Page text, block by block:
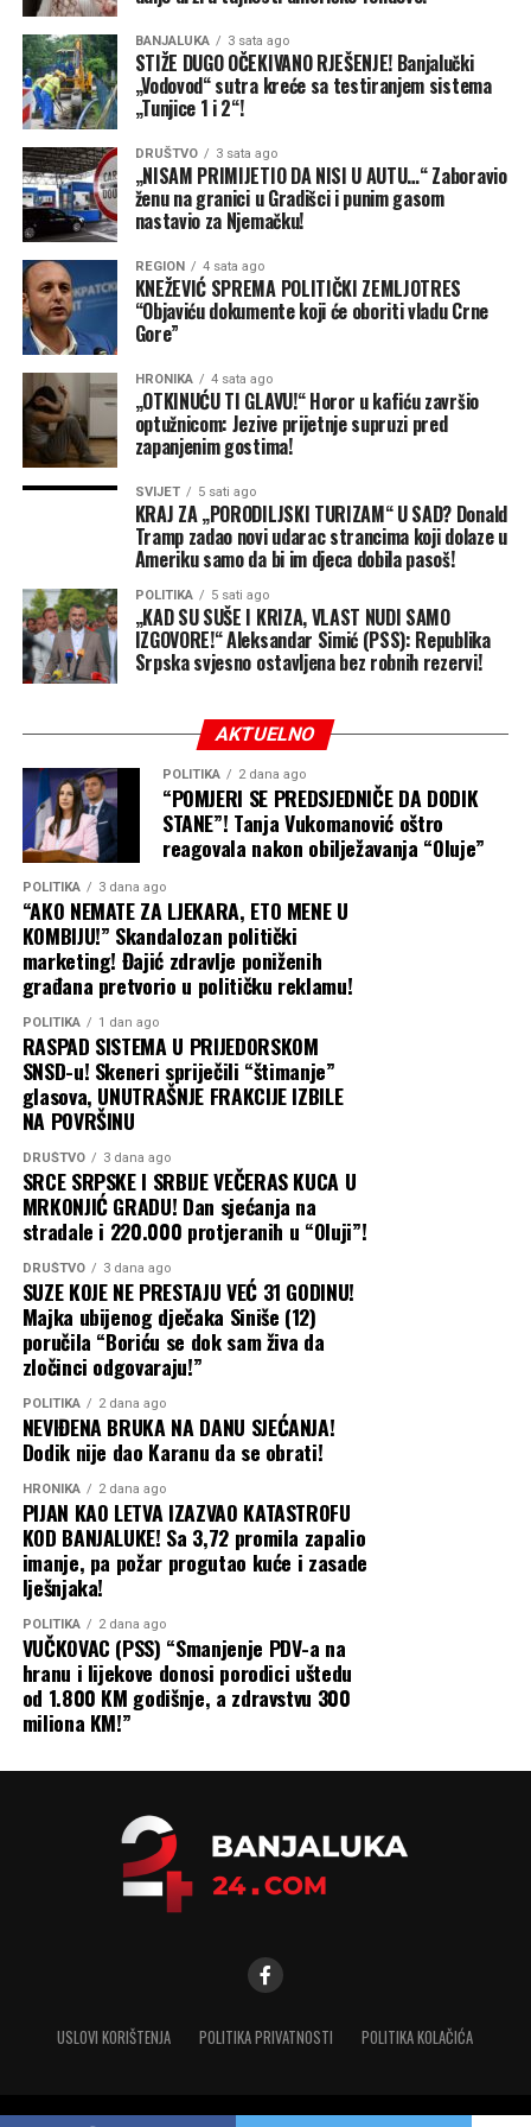
kategorije, prenosi CNN.
Konzervativne sudije bile podijeljene
Iako je Tramp izgubio slučaj rezultatom 6:3, odluka je
pokazala ozbiljne razlike među konzervativnim sudijama
Vrhovnog suda.
Sudije Klarens Tomas (Clarence Thomas), Semjuel Alito
(Samuel Alito) i Nil Gorsuč (Neil Gorsuch) nisu se složile
sa većinom. Tomas i Gorsuč posebno su osporavali
tumačenje prema kojem 14. amandman tako široko štiti
državljanstvo djece stranaca rođene u SAD.
Kavano je, s druge strane, glasao da Trampova uredba
ne može opstati, ali je svoj zaključak zasnovao na
saveznom zakonu, a ne na istom ustavnom obrazloženju
kao petočlana većina.
Nova pravna bitka na pomolu
Nove uredbe su pažljivije ograničene od Trampovog
prethodnog pokušaja, ali to ne znači da će izbjeći sudske
sporove.
izuzetaka koje američko pravo već priznaje i da
istovremeno pooštri mjere protiv “turizma radi
porođaja”.
Axios navodi da se očekuju novi pravni izazovi, dok će
ključno pitanje biti da li Trampove uredbe samo
sprovode postojeća ograničenja ili pokušavaju da ih
prošire mimo granica koje je Vrhovni sud upravo
postavio.
BANJALUKA 3 sata ago
STIŽE DUGO OČEKIVANO RJEŠENJE! Banjalučki
„Vodovod“ sutra kreće sa testiranjem sistema
„Tunjice 1 i 2“!
DRUŠTVO 3 sata ago
„NISAM PRIMIJETIO DA NISI U AUTU…“ Zaboravio
ženu na granici u Gradišci i punim gasom
nastavio za Njemačku!
REGION 4 sata ago
KNEŽEVIĆ SPREMA POLITIČKI ZEMLJOTRES
“Objaviću dokumente koji će oboriti vladu Crne
Gore”
HRONIKA 4 sata ago
„OTKINUĆU TI GLAVU!“ Horor u kafiću završio
optužnicom: Jezive prijetnje supruzi pred
zapanjenim gostima!
SVIJET 5 sati ago
KRAJ ZA „PORODILJSKI TURIZAM“ U SAD? Donald
Tramp zadao novi udarac strancima koji dolaze u
Ameriku samo da bi im djeca dobila pasoš!
POLITIKA 5 sati ago
„KAD SU SUŠE I KRIZA, VLAST NUDI SAMO
IZGOVORE!“ Aleksandar Simić (PSS): Republika
Srpska svjesno ostavljena bez robnih rezervi!
AKTUELNO
POLITIKA 2 dana ago
“POMJERI SE PREDSJEDNIČE DA DODIK
STANE”! Tanja Vukomanović oštro
reagovala nakon obilježavanja “Oluje”
POLITIKA 3 dana ago
“AKO NEMATE ZA LJEKARA, ETO MENE U
KOMBIJU!” Skandalozan politički
marketing! Đajić zdravlje poniženih
građana pretvorio u političku reklamu!
POLITIKA 1 dan ago
RASPAD SISTEMA U PRIJEDORSKOM
SNSD-u! Skeneri spriječili “štimanje”
glasova, UNUTRAŠNJE FRAKCIJE IZBILE
NA POVRŠINU
DRUŠTVO 3 dana ago
SRCE SRPSKE I SRBIJE VEČERAS KUCA U
MRKONJIĆ GRADU! Dan sjećanja na
stradale i 220.000 protjeranih u “Oluji”!
DRUŠTVO 3 dana ago
SUZE KOJE NE PRESTAJU VEĆ 31 GODINU!
Majka ubijenog dječaka Siniše (12)
poručila “Boriću se dok sam živa da
zločinci odgovaraju!”
POLITIKA 2 dana ago
NEVIĐENA BRUKA NA DANU SJEĆANJA!
Dodik nije dao Karanu da se obrati!
HRONIKA 2 dana ago
PIJAN KAO LETVA IZAZVAO KATASTROFU
KOD BANJALUKE! Sa 3,72 promila zapalio
imanje, pa požar progutao kuće i zasade
lješnjaka!
POLITIKA 2 dana ago
VUČKOVAC (PSS) “Smanjenje PDV-a na
hranu i lijekove donosi porodici uštedu
od 1.800 KM godišnje, a zdravstvu 300
miliona KM!”
USLOVI KORIŠTENJA POLITIKA PRIVATNOSTI POLITIKA KOLAČIĆA